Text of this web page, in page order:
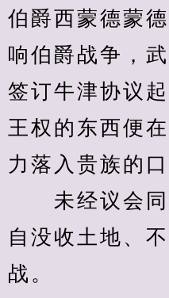
伯爵西蒙德蒙
响伯爵战争，
签订牛津协议
王权的东西便
力落入贵族的口
未经议会同
自没收土地、
战。